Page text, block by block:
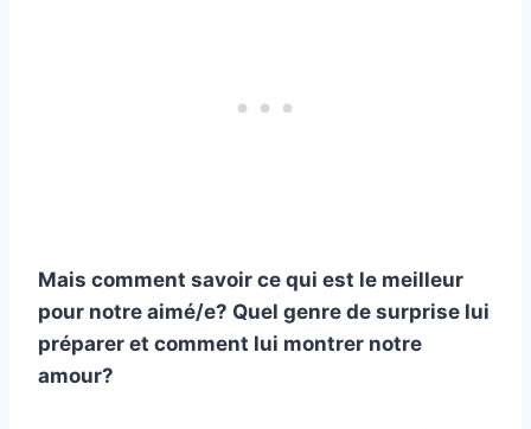
Mais comment savoir ce qui est le meilleur
pour notre aimé/e? Quel genre de surprise lui
préparer et comment lui montrer notre
amour?